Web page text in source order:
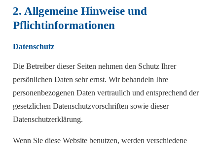
2. Allgemeine Hinweise und
Pflichtinformationen
Datenschutz
Die Betreiber dieser Seiten nehmen den Schutz Ihrer
persönlichen Daten sehr ernst. Wir behandeln Ihre
personenbezogenen Daten vertraulich und entsprechend der
gesetzlichen Datenschutzvorschriften sowie dieser
Datenschutzerklärung.
Wenn Sie diese Website benutzen, werden verschiedene